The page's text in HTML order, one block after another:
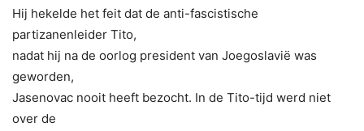
Hij hekelde het feit dat de anti-fascistische
partizanenleider Tito,
nadat hij na de oorlog president van Joegoslavië was
geworden,
Jasenovac nooit heeft bezocht. In de Tito-tijd werd niet
over de